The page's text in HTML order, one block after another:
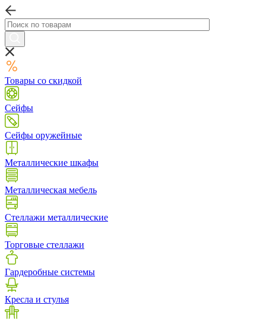
Товары со скидкой
Сейфы
Сейфы оружейные
Металлические шкафы
Металлическая мебель
Стеллажи металлические
Торговые стеллажи
Гардеробные системы
Кресла и стулья